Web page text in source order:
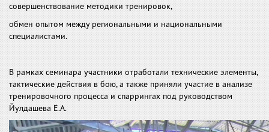
совершенствование методики тренировок,
обмен опытом между региональными и национальными
специалистами.
В рамках семинара участники отработали технические элементы,
тактические действия в бою, а также приняли участие в анализе
тренировочного процесса и спаррингах под руководством
Йулдашева Ё.А.